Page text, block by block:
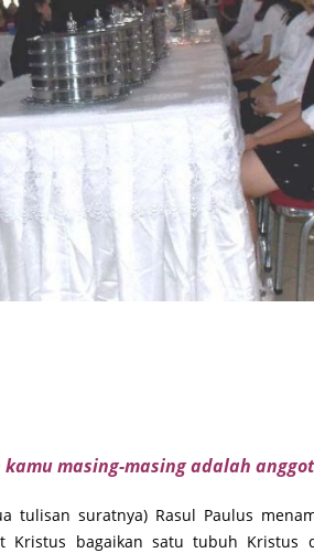
masing-masing adalah
suratnya) Rasul Paulus
bagaikan satu tubuh Kristus